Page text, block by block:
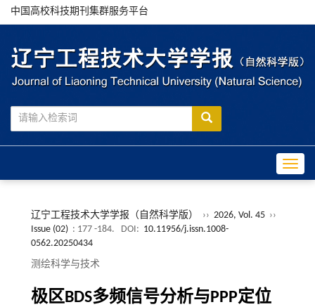
中国高校科技期刊集群服务平台
辽宁工程技术大学学报（自然科学版） ›› 2026, Vol. 45 ››
Issue (02) : 177 -184. DOI: 10.11956/j.issn.1008-
0562.20250434
测绘科学与技术
极区BDS多频信号分析与PPP定位